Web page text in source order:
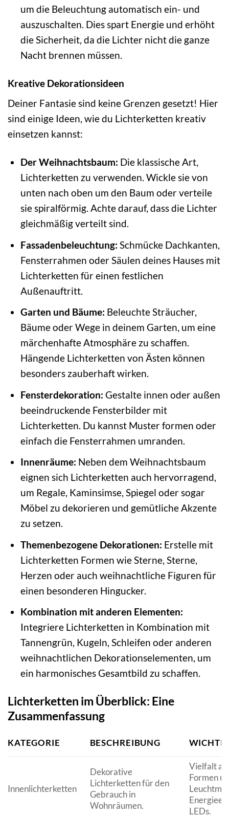
um die Beleuchtung automatisch ein- und
auszuschalten. Dies spart Energie und erhöht
die Sicherheit, da die Lichter nicht die ganze
Nacht brennen müssen.
Kreative Dekorationsideen
Deiner Fantasie sind keine Grenzen gesetzt! Hier
sind einige Ideen, wie du Lichterketten kreativ
einsetzen kannst:
Der Weihnachtsbaum: Die klassische Art,
Lichterketten zu verwenden. Wickle sie von
unten nach oben um den Baum oder verteile
sie spiralförmig. Achte darauf, dass die Lichter
gleichmäßig verteilt sind.
Fassadenbeleuchtung: Schmücke Dachkanten,
Fensterrahmen oder Säulen deines Hauses mit
Lichterketten für einen festlichen
Außenauftritt.
Garten und Bäume: Beleuchte Sträucher,
Bäume oder Wege in deinem Garten, um eine
märchenhafte Atmosphäre zu schaffen.
Hängende Lichterketten von Ästen können
besonders zauberhaft wirken.
Fensterdekoration: Gestalte innen oder außen
beeindruckende Fensterbilder mit
Lichterketten. Du kannst Muster formen oder
einfach die Fensterrahmen umranden.
Innenräume: Neben dem Weihnachtsbaum
eignen sich Lichterketten auch hervorragend,
um Regale, Kaminsimse, Spiegel oder sogar
Möbel zu dekorieren und gemütliche Akzente
zu setzen.
Themenbezogene Dekorationen: Erstelle mit
Lichterketten Formen wie Sterne, Sterne,
Herzen oder auch weihnachtliche Figuren für
einen besonderen Hingucker.
Kombination mit anderen Elementen:
Integriere Lichterketten in Kombination mit
Tannengrün, Kugeln, Schleifen oder anderen
weihnachtlichen Dekorationselementen, um
ein harmonisches Gesamtbild zu schaffen.
Lichterketten im Überblick: Eine
Zusammenfassung
KATEGORIE BESCHREIBUNG
Innenlichterketten
Dekorative
Lichterketten für den
Gebrauch in
Wohnräumen.
Vielfalt
Formen
LEDs.